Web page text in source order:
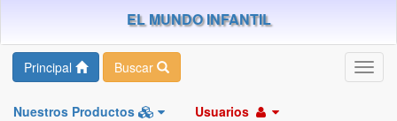
EL MUNDO INFANTIL
Principal Buscar
Nuestros Productos Usuarios